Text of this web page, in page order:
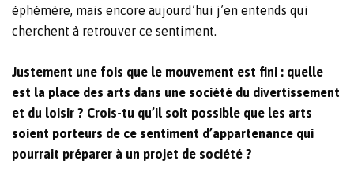
éphémère, mais encore aujourd’hui j’en entends qui
cherchent à retrouver ce sentiment.
Justement une fois que le mouvement est fini : quelle
est la place des arts dans une société du divertissement
et du loisir ? Crois-tu qu’il soit possible que les arts
soient porteurs de ce sentiment d’appartenance qui
pourrait préparer à un projet de société ?